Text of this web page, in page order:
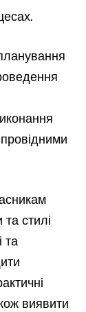
стилі
та
виявити